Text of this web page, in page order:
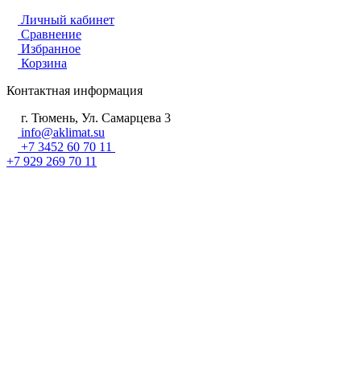
Личный кабинет
Сравнение
Избранное
Корзина
Контактная информация
г. Тюмень, Ул. Самарцева 3
info@aklimat.su
+7 3452 60 70 11
+7 929 269 70 11